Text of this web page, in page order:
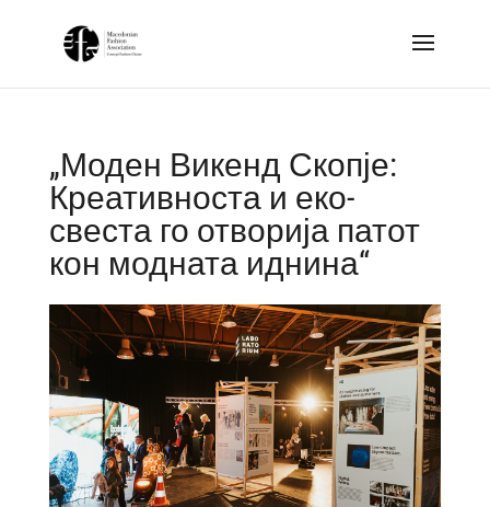
„Моден Викенд Скопје:
Креативноста и еко-
свеста го отворија патот
кон модната иднина“